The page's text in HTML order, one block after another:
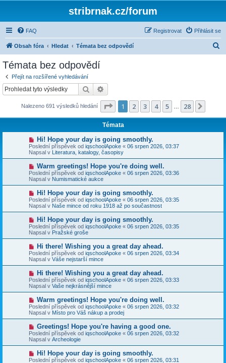
stribrnak.cz/forum
FAQ Přihlásit se
Registrovat
Obsah fóra Hledat Témata bez odpovědí
Témata bez odpovědí
Přejít na rozšířené vyhledávání
Hledat
Nalezeno 691 výsledků hledání Stránka z 28
1 2 3 4 5 28
Témata
N
o
v
ý
p
í
s
p
v
e
k
Hi! Hope your day is going smoothly.
Poslední příspěvek od iqschoolApoke « 06 srpen 2026, 03:37
Napsal v Literatura, katalogy, časopisy
N
o
v
ý
p
í
s
p
v
e
k
Warm greetings! Hope you're doing well.
Poslední příspěvek od iqschoolApoke « 06 srpen 2026, 03:36
Napsal v Numismatické aukce
N
o
v
ý
p
í
s
p
v
e
k
Hi! Hope your day is going smoothly.
Poslední příspěvek od iqschoolApoke « 06 srpen 2026, 03:35
Napsal v Naše mince od roku 1918 až po součastnost
N
o
v
ý
p
í
s
p
v
e
k
Hi! Hope your day is going smoothly.
Poslední příspěvek od iqschoolApoke « 06 srpen 2026, 03:35
Napsal v Pražské groše
N
o
v
ý
p
í
s
p
ě
v
e
k
Hi there! Wishing you a great day ahead.
Poslední příspěvek od iqschoolApoke « 06 srpen 2026, 03:34
Napsal v Váše nejstarší mince
N
o
v
ý
p
í
s
p
ě
v
e
k
Hi there! Wishing you a great day ahead.
Poslední příspěvek od iqschoolApoke « 06 srpen 2026, 03:33
Napsal v Vaše nejkrásnější mince
N
o
v
ý
í
s
p
v
Warm greetings! Hope you're doing well.
Poslední příspěvek od iqschoolApoke « 06 srpen 2026, 03:32
Napsal v Místo pro Váš nákup a prodej
N
o
v
ý
p
í
Greetings! Hope you're having a good one.
Poslední příspěvek od iqschoolApoke « 06 srpen 2026, 03:32
Napsal v Archeologie
N
o
Hi! Hope your day is going smoothly.
Poslední příspěvek od iqschoolApoke « 06 srpen 2026, 03:31